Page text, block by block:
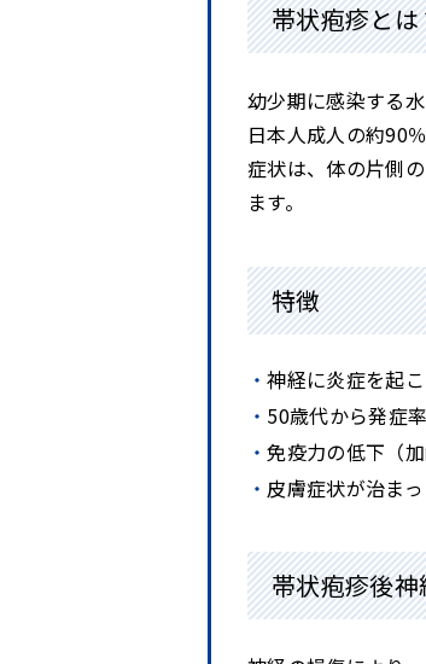
帯状疱疹とは
幼少期に感染する
日本人成人の約90
症状は、体の片側
ます。
特徴
神経に炎症を起
50歳代から発症
免疫力の低下（
皮膚症状が治ま
帯状疱疹後